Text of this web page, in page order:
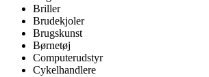
Briller
Brudekjoler
Brugskunst
Børnetøj
Computerudstyr
Cykelhandlere